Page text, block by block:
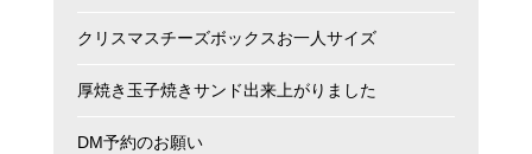
クリスマスチーズボックスお一人サイズ
厚焼き玉子焼きサンド出来上がりました
DM予約のお願い